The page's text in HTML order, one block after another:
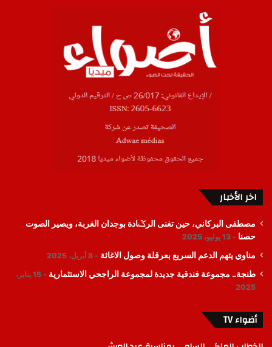
اخر الأخبار
مصطفى البركاني، حين تغنى الرݣادة بوجدان الغربة، ويصير الصوت
حصنا
13 يوليو، 2025
مناوي يتهم الدعم السريع بعرقلة وصول الاغاثة 8 أبريل، 2025
طنجة.. مجموعة فندقية جديدة لمجموعة الراجحي الاستثمارية
15 يناير،
2025
أضواء TV